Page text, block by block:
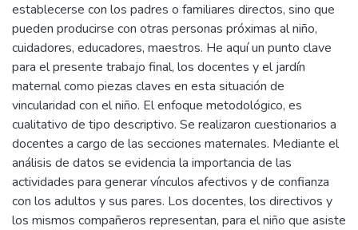
establecerse con los padres o familiares directos, sino que
pueden producirse con otras personas próximas al niño,
cuidadores, educadores, maestros. He aquí un punto clave
para el presente trabajo final, los docentes y el jardín
maternal como piezas claves en esta situación de
vincularidad con el niño. El enfoque metodológico, es
cualitativo de tipo descriptivo. Se realizaron cuestionarios a
docentes a cargo de las secciones maternales. Mediante el
análisis de datos se evidencia la importancia de las
actividades para generar vínculos afectivos y de confianza
con los adultos y sus pares. Los docentes, los directivos y
los mismos compañeros representan, para el niño que asiste